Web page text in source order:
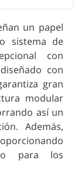
un papel
sistema de
con
con
gran
modular
así un
Además,
para los